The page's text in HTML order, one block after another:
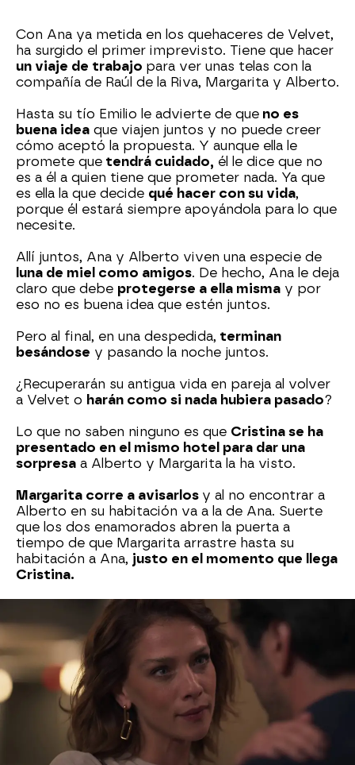
Con Ana ya metida en los quehaceres de Velvet,
ha surgido el primer imprevisto. Tiene que hacer
un viaje de trabajo para ver unas telas con la
compañía de Raúl de la Riva, Margarita y Alberto.
Hasta su tío Emilio le advierte de que no es
buena idea que viajen juntos y no puede creer
cómo aceptó la propuesta. Y aunque ella le
promete que tendrá cuidado, él le dice que no
es a él a quien tiene que prometer nada. Ya que
es ella la que decide qué hacer con su vida,
porque él estará siempre apoyándola para lo que
necesite.
Allí juntos, Ana y Alberto viven una especie de
luna de miel como amigos. De hecho, Ana le deja
claro que debe protegerse a ella misma y por
eso no es buena idea que estén juntos.
Pero al final, en una despedida, terminan
besándose y pasando la noche juntos.
¿Recuperarán su antigua vida en pareja al volver
a Velvet o harán como si nada hubiera pasado?
Lo que no saben ninguno es que Cristina se ha
presentado en el mismo hotel para dar una
sorpresa a Alberto y Margarita la ha visto.
Margarita corre a avisarlos y al no encontrar a
Alberto en su habitación va a la de Ana. Suerte
que los dos enamorados abren la puerta a
tiempo de que Margarita arrastre hasta su
habitación a Ana, justo en el momento que llega
Cristina.
¡Casi los pilla juntos!
Nova » Series » Velvet el nuevo imperio
» Mejores
momentos